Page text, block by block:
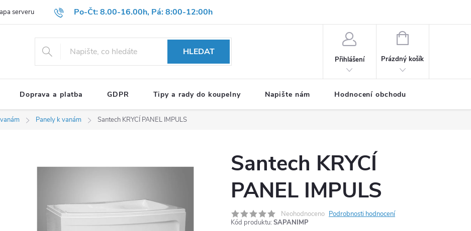
Po-Čt: 8.00-16.00h, Pá: 8:00-12:00h
serveru Hodnocení obchodu Reklamační formulář OBCHODNÍ PODMÍNKY
HLEDAT
Přihlášení
NÁKUPNÍ
Prázdný košík
Doprava a platba GDPR Tipy a rady do koupelny Napište nám Hodnocení obchodu
Panely k vanám Santech KRYCÍ PANEL IMPULS
Santech KRYCÍ
PANEL IMPULS
Neohodnoceno Podrobnosti hodnocení
Kód produktu: SAPANIMP